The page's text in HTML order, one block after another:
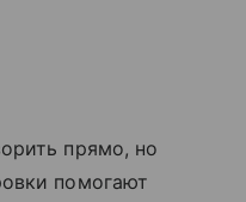
прямо, но
помогают